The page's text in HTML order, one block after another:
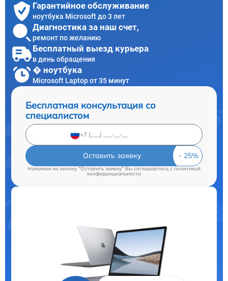
Гарантийное обслуживание
ноутбука Microsoft до 3 лет
Диагностика за наш счет,
ремонт по желанию
Бесплатный выезд курьера
в день обращения
� ноутбука
Microsoft Laptop от 35 минут
Бесплатная консультация со
специалистом
Оставить заявку
Нажимая на кнопку "Оставить заявку" Вы соглашаетесь cполитикой
конфиденциальности